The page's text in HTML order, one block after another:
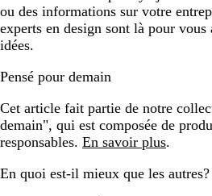
ou des informations sur votre
experts en design sont là pour
idées.
Pensé pour demain
Cet article fait partie de notre
demain", qui est composée de
responsables. En savoir plus.
En quoi est-il mieux que les autres?